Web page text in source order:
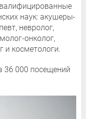
наук: акушеры-
невролог,
онколог,
и косметологи.
36 000 посещений